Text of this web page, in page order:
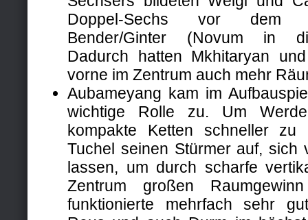
Doppel-Sechs vor dem
Bender/Ginter (Novum in
Dadurch hatten Mkhitaryan
vorne im Zentrum auch mehr
Aubameyang kam im
wichtige Rolle zu. Um
kompakte Ketten schneller zu
Tuchel seinen Stürmer auf, sich
lassen, um durch scharfe
Zentrum großen
funktionierte mehrfach sehr